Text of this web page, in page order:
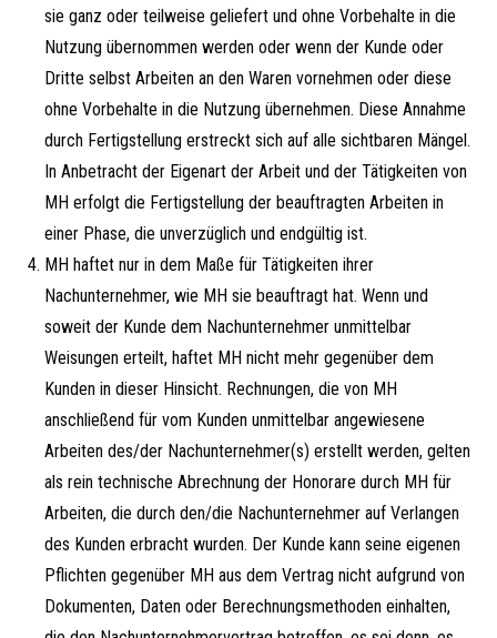
sie ganz oder teilweise geliefert und ohne Vorbehalte in die
Nutzung übernommen werden oder wenn der Kunde oder
Dritte selbst Arbeiten an den Waren vornehmen oder diese
ohne Vorbehalte in die Nutzung übernehmen. Diese Annahme
durch Fertigstellung erstreckt sich auf alle sichtbaren Mängel.
In Anbetracht der Eigenart der Arbeit und der Tätigkeiten von
MH erfolgt die Fertigstellung der beauftragten Arbeiten in
einer Phase, die unverzüglich und endgültig ist.
MH haftet nur in dem Maße für Tätigkeiten ihrer
Nachunternehmer, wie MH sie beauftragt hat. Wenn und
soweit der Kunde dem Nachunternehmer unmittelbar
Weisungen erteilt, haftet MH nicht mehr gegenüber dem
Kunden in dieser Hinsicht. Rechnungen, die von MH
anschließend für vom Kunden unmittelbar angewiesene
Arbeiten des/der Nachunternehmer(s) erstellt werden, gelten
als rein technische Abrechnung der Honorare durch MH für
Arbeiten, die durch den/die Nachunternehmer auf Verlangen
des Kunden erbracht wurden. Der Kunde kann seine eigenen
Pflichten gegenüber MH aus dem Vertrag nicht aufgrund von
Dokumenten, Daten oder Berechnungsmethoden einhalten,